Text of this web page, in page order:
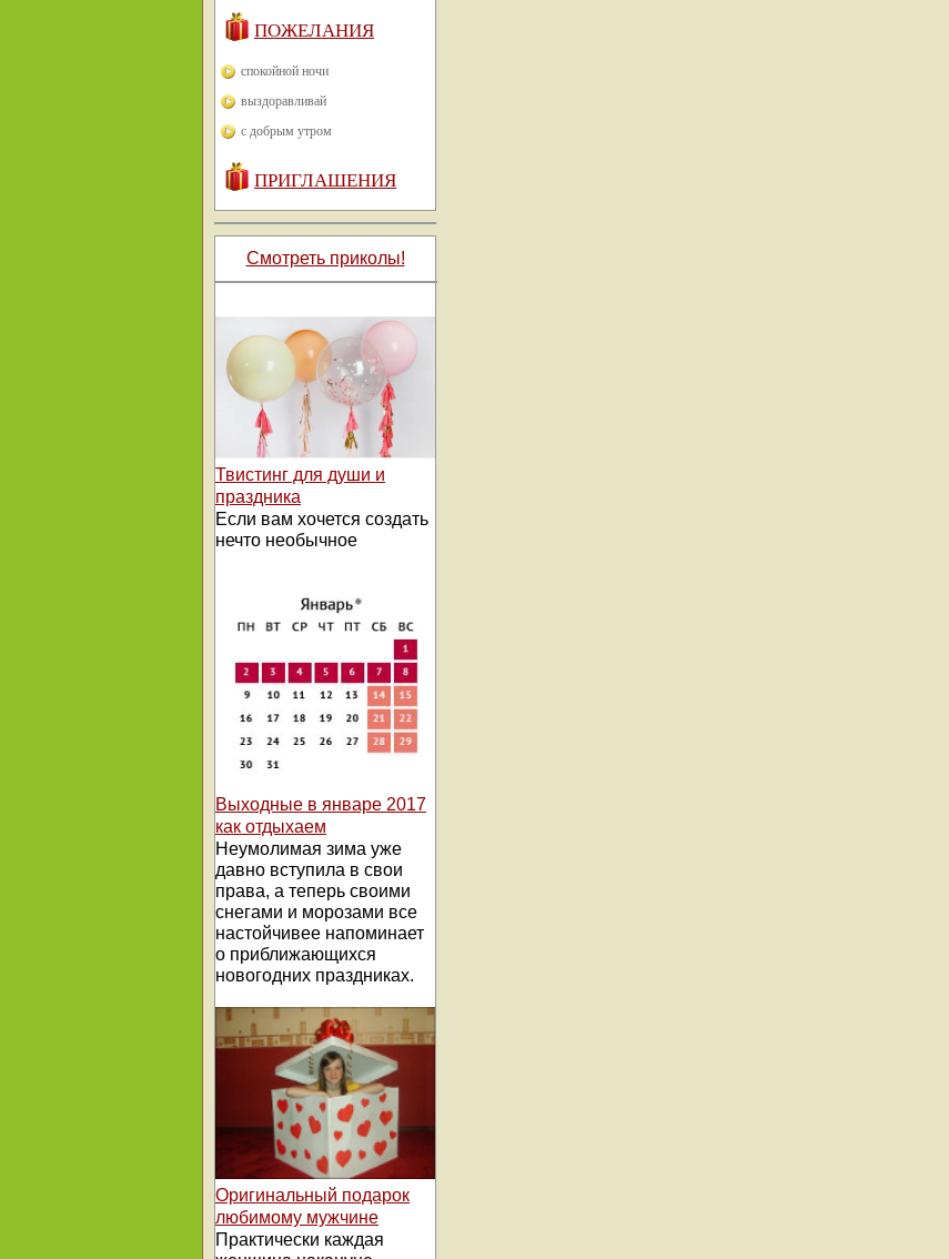
ПОЖЕЛАНИЯ
спокойной ночи
выздоравливай
с добрым утром
ПРИГЛАШЕНИЯ
Смотреть приколы!
Твистинг для души и
праздника
Если вам хочется создать
нечто необычное
Выходные в январе 2017
как отдыхаем
Неумолимая зима уже
давно вступила в свои
права, а теперь своими
снегами и морозами все
настойчивее напоминает
о приближающихся
новогодних праздниках.
Оригинальный подарок
любимому мужчине
Практически каждая